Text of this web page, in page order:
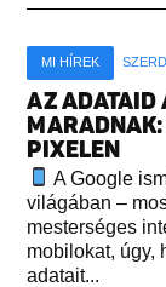
MI HÍREK
AZ ADATAID
MARADNAK:
PIXELEN
A Google
világában –
mesterséges
mobilokat, úgy,
adatait...